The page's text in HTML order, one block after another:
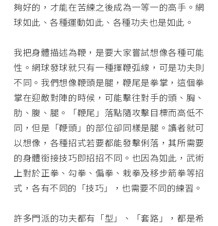
夠好的，才能在苦練之後成為一等一的高手。網
球如此、各種運動如此、各種功夫也是如此。
我把身體描述為鞭，是要大家嘗試想像各種可能
性。網球發球就只有一種揮鞭弧線，可是功夫則
不同。我們想像鞭頭是腿，鞭尾是拳掌，這個拳
掌在迎敵對陣的時候，可能擊往對手的頭、胸、
肋、腹、腿。「鞭尾」落點隨攻擊目標而高低不
同，但是「鞭頭」的部位卻同樣是腿。讀者就可
以想像，各種招式若要都能發擊俐落，其所需要
的身體銜接技巧即招招不同。也因為如此，武術
上對於正拳、勾拳、偏拳、栽拳及移步箭拳等招
式，各有不同的「技巧」，也需要不同的練習。
許多門派的功夫都有「型」、「套路」，都是希